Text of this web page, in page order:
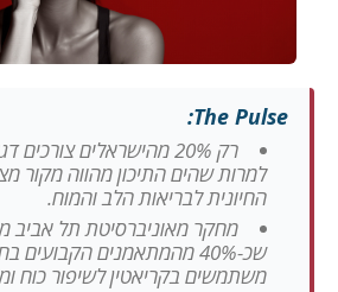
The Pulse:
רק 20% מהישראלים
החיונית לבריאות הלב והמוח.
שכ-40% מהמתאמנים
משתמשים בקריאטין לשיפור כוח